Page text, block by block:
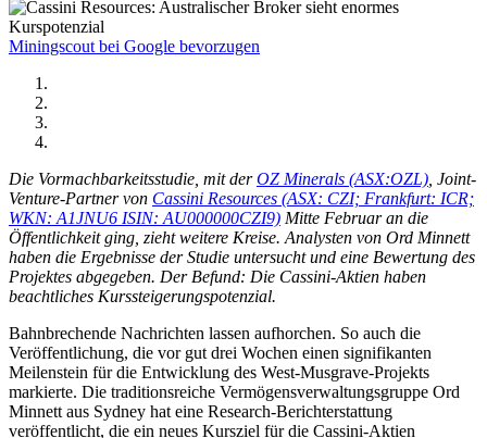
Miningscout bei Google bevorzugen
Die Vormachbarkeitsstudie, mit derOZ Minerals (ASX:OZL) , Joint-
Venture-Partner von Cassini Resources (ASX: CZI; Frankfurt: ICR;
WKN: A1JNU6 ISIN: AU000000CZI9) Mitte Februar an die
Öffentlichkeit ging, zieht weitere Kreise. Analysten von Ord Minnett
haben die Ergebnisse der Studie untersucht und eine Bewertung des
Projektes abgegeben. Der Befund: Die Cassini-Aktien haben
beachtliches Kurssteigerungspotenzial.
Bahnbrechende Nachrichten lassen aufhorchen. So auch die
Veröffentlichung, die vor gut drei Wochen einen signifikanten
Meilenstein für die Entwicklung des West-Musgrave-Projekts
markierte. Die traditionsreiche Vermögensverwaltungsgruppe Ord
Minnett aus Sydney hat eine Research-Berichterstattung
veröffentlicht, die ein neues Kursziel für die Cassini-Aktien